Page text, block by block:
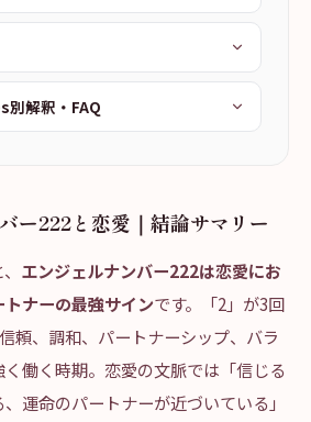
解釈・FAQ
ー222と恋愛｜結論サマリー
エンジェルナンバー222は恋愛にお
ナーの最強サインです。「2」が3回
頼、調和、パートナーシップ、バラ
働く時期。恋愛の文脈では「信じる
運命のパートナーが近づいている」